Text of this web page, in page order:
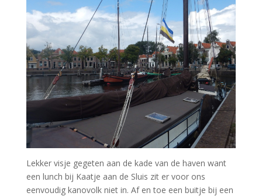
Lekker visje gegeten aan de kade van de haven want
een lunch bij Kaatje aan de Sluis zit er voor ons
eenvoudig kanovolk niet in. Af en toe een buitje bij een